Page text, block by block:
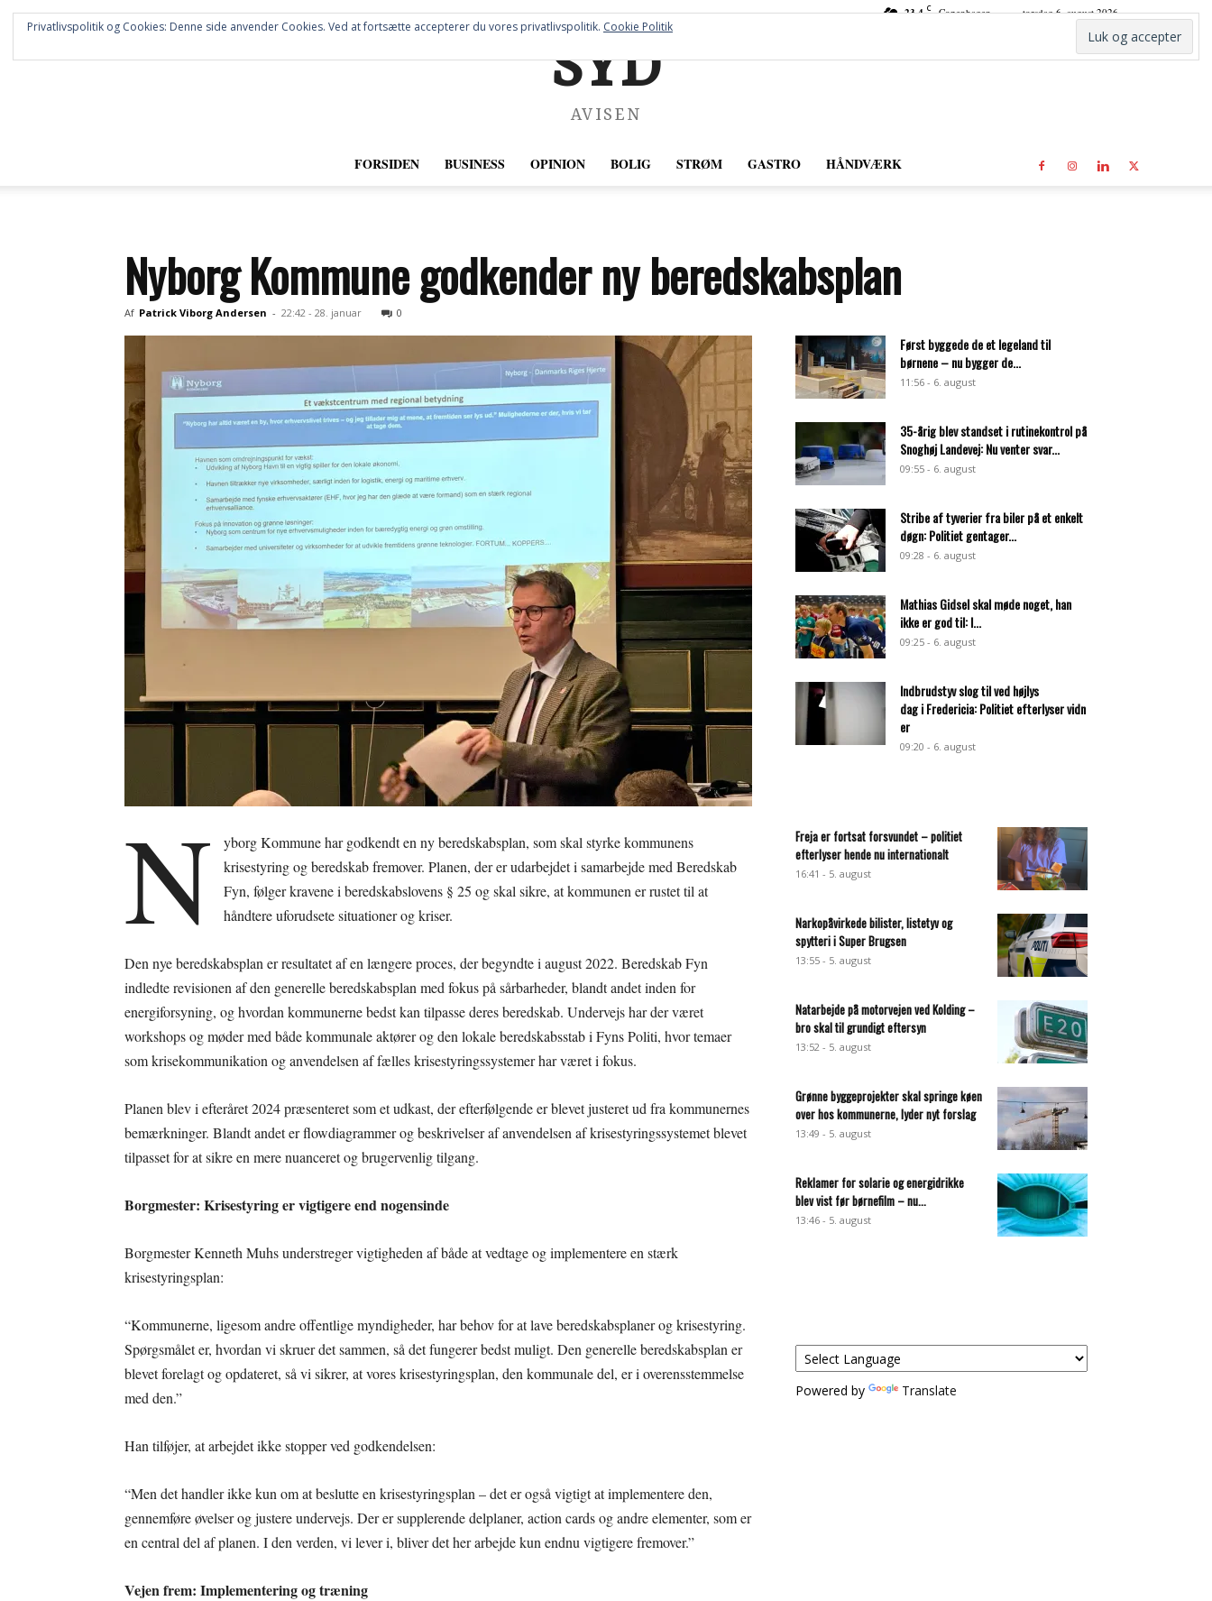
23.4 C Copenhagen torsdag 6. august 2026
SYD
AVISEN
FORSIDEN BUSINESS OPINION BOLIG STRØM GASTRO HÅNDVÆRK
Nyborg Kommune godkender ny beredskabsplan
Af Patrick Viborg Andersen - 22:42 - 28. januar 0
N
yborg Kommune har godkendt en ny beredskabsplan, som skal styrke kommunens
krisestyring og beredskab fremover. Planen, der er udarbejdet i samarbejde med Beredskab
Fyn, følger kravene i beredskabslovens § 25 og skal sikre, at kommunen er rustet til at
håndtere uforudsete situationer og kriser.
Den nye beredskabsplan er resultatet af en længere proces, der begyndte i august 2022. Beredskab Fyn
indledte revisionen af den generelle beredskabsplan med fokus på sårbarheder, blandt andet inden for
energiforsyning, og hvordan kommunerne bedst kan tilpasse deres beredskab. Undervejs har der været
workshops og møder med både kommunale aktører og den lokale beredskabsstab i Fyns Politi, hvor temaer
som krisekommunikation og anvendelsen af fælles krisestyringssystemer har været i fokus.
Planen blev i efteråret 2024 præsenteret som et udkast, der efterfølgende er blevet justeret ud fra kommunernes
bemærkninger. Blandt andet er flowdiagrammer og beskrivelser af anvendelsen af krisestyringssystemet blevet
tilpasset for at sikre en mere nuanceret og brugervenlig tilgang.
Borgmester: Krisestyring er vigtigere end nogensinde
Borgmester Kenneth Muhs understreger vigtigheden af både at vedtage og implementere en stærk
krisestyringsplan:
“Kommunerne, ligesom andre offentlige myndigheder, har behov for at lave beredskabsplaner og krisestyring.
Spørgsmålet er, hvordan vi skruer det sammen, så det fungerer bedst muligt. Den generelle beredskabsplan er
blevet forelagt og opdateret, så vi sikrer, at vores krisestyringsplan, den kommunale del, er i overensstemmelse
med den.”
Han tilføjer, at arbejdet ikke stopper ved godkendelsen:
“Men det handler ikke kun om at beslutte en krisestyringsplan – det er også vigtigt at implementere den,
gennemføre øvelser og justere undervejs. Der er supplerende delplaner, action cards og andre elementer, som er
en central del af planen. I den verden, vi lever i, bliver det her arbejde kun endnu vigtigere fremover.”
Vejen frem: Implementering og træning
Først byggede de et legeland til
børnene – nu bygger de...
11:56 - 6. august
35-årig blev standset i rutinekontrol på
Snoghøj Landevej: Nu venter svar...
09:55 - 6. august
Stribe af tyverier fra biler på et enkelt
døgn: Politiet gentager...
09:28 - 6. august
Mathias Gidsel skal møde noget, han
ikke er god til: I...
09:25 - 6. august
Indbrudstyv slog til ved højlys
dag i Fredericia: Politiet efterlyser vidn
er
09:20 - 6. august
Freja er fortsat forsvundet – politiet
efterlyser hende nu internationalt
16:41 - 5. august
Narkopåvirkede bilister, listetyv og
spytteri i Super Brugsen
13:55 - 5. august
Natarbejde på motorvejen ved Kolding –
bro skal til grundigt eftersyn
13:52 - 5. august
Grønne byggeprojekter skal springe køen
over hos kommunerne, lyder nyt forslag
13:49 - 5. august
Reklamer for solarie og energidrikke
blev vist før børnefilm – nu...
13:46 - 5. august
Powered by Translate
Privatlivspolitik og Cookies: Denne side anvender Cookies. Ved at fortsætte accepterer du vores privatlivspolitik. Cookie Politik